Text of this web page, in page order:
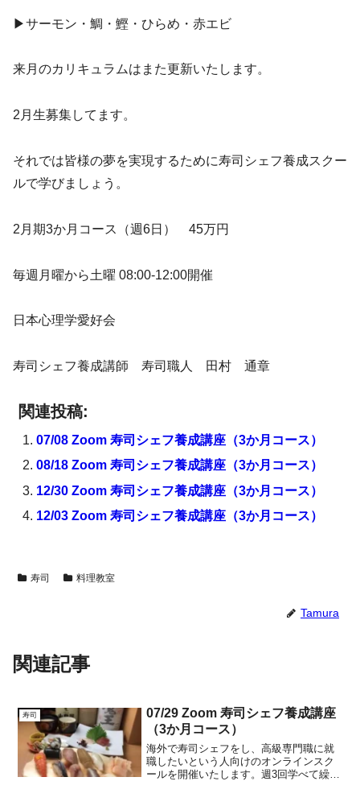
▶︎サーモン・鯛・鰹・ひらめ・赤エビ
来月のカリキュラムはまた更新いたします。
2月生募集してます。
それでは皆様の夢を実現するために寿司シェフ養成スクー
ルで学びましょう。
2月期3か月コース（週6日） 45万円
毎週月曜から土曜 08:00-12:00開催
日本心理学愛好会
寿司シェフ養成講師 寿司職人 田村 通章
関連投稿:
07/08 Zoom 寿司シェフ養成講座（3か月コース）
08/18 Zoom 寿司シェフ養成講座（3か月コース）
12/30 Zoom 寿司シェフ養成講座（3か月コース）
12/03 Zoom 寿司シェフ養成講座（3か月コース）
寿司 料理教室
Tamura
関連記事
寿司
07/29 Zoom 寿司シェフ養成講座
（3か月コース）
海外で寿司シェフをし、高級専門職に就
職したいという人向けのオンラインスク
ールを開催いたします。週3回学べて繰り